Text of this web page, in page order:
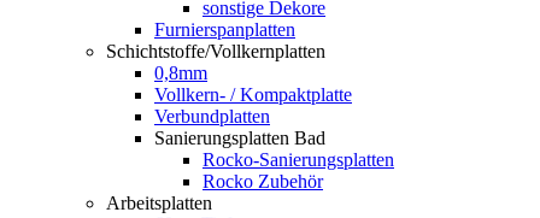
sonstige Dekore
Furnierspanplatten
Schichtstoffe/Vollkernplatten
0,8mm
Vollkern- / Kompaktplatte
Verbundplatten
Sanierungsplatten Bad
Rocko-Sanierungsplatten
Rocko Zubehör
Arbeitsplatten